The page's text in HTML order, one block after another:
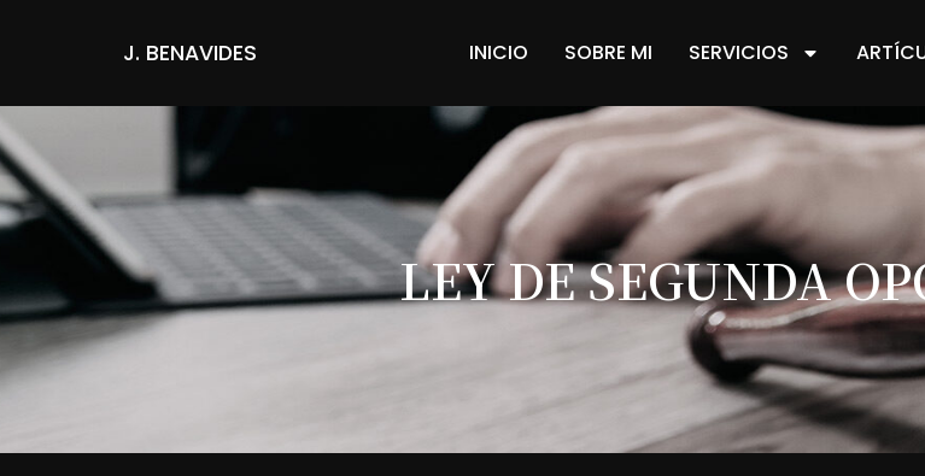
J. BENAVIDES INICIO SOBRE MI SERVICIOS
LEY DE SEGUNDA